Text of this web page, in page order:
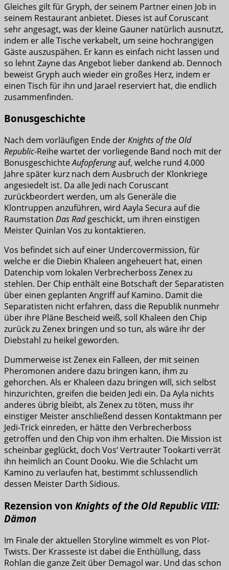
Gleiches gilt für Gryph, der seinem Partner einen Job in
seinem Restaurant anbietet. Dieses ist auf Coruscant
sehr angesagt, was der kleine Gauner natürlich ausnutzt,
indem er alle Tische verkabelt, um seine hochrangigen
Gäste auszuspähen. Er kann es einfach nicht lassen und
so lehnt Zayne das Angebot lieber dankend ab. Dennoch
beweist Gryph auch wieder ein großes Herz, indem er
einen Tisch für ihn und Jarael reserviert hat, die endlich
zusammenfinden.
Bonusgeschichte
Nach dem vorläufigen Ende derKnights of the Old
Republic-Reihe wartet der vorliegende Band noch mit der
BonusgeschichteAufopferungauf, welche rund 4.000
Jahre später kurz nach dem Ausbruch der Klonkriege
angesiedelt ist. Da alle Jedi nach Coruscant
zurückbeordert werden, um als Generäle die
Klontruppen anzuführen, wird Aayla Secura auf die
Raumstation Das Radgeschickt, um ihren einstigen
Meister Quinlan Vos zu kontaktieren.
Vos befindet sich auf einer Undercovermission, für
welche er die Diebin Khaleen angeheuert hat, einen
Datenchip vom lokalen Verbrecherboss Zenex zu
stehlen. Der Chip enthält eine Botschaft der Separatisten
über einen geplanten Angriff auf Kamino. Damit die
Separatisten nicht erfahren, dass die Republik nunmehr
über ihre Pläne Bescheid weiß, soll Khaleen den Chip
zurück zu Zenex bringen und so tun, als wäre ihr der
Diebstahl zu heikel geworden.
Dummerweise ist Zenex ein Falleen, der mit seinen
Pheromonen andere dazu bringen kann, ihm zu
gehorchen. Als er Khaleen dazu bringen will, sich selbst
hinzurichten, greifen die beiden Jedi ein. Da Ayla nichts
anderes übrig bleibt, als Zenex zu töten, muss ihr
einstiger Meister anschließend dessen Kontaktmann per
Jedi-Trick einreden, er hätte den Verbrecherboss
getroffen und den Chip von ihm erhalten. Die Mission ist
scheinbar geglückt, doch Vos‘ Vertrauter Tookarti verrät
ihn heimlich an Count Dooku. Wie die Schlacht um
Kamino zu verlaufen hat, bestimmt schlussendlich
dessen Meister Darth Sidious.
Rezension von Knights of the Old Republic VIII:
Dämon
Im Finale der aktuellen Storyline wimmelt es von Plot-
Twists. Der Krasseste ist dabei die Enthüllung, dass
Rohlan die ganze Zeit über Demagol war. Und das schon